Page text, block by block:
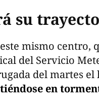
su
mismo centro,
del Servicio
del martes el
en